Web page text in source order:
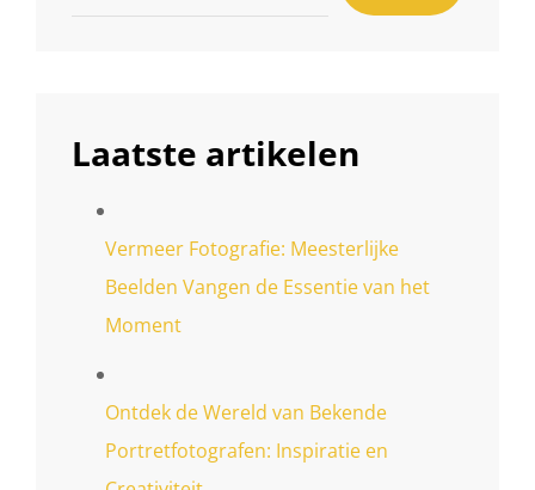
Laatste artikelen
Vermeer Fotografie: Meesterlijke
Beelden Vangen de Essentie van het
Moment
Ontdek de Wereld van Bekende
Portretfotografen: Inspiratie en